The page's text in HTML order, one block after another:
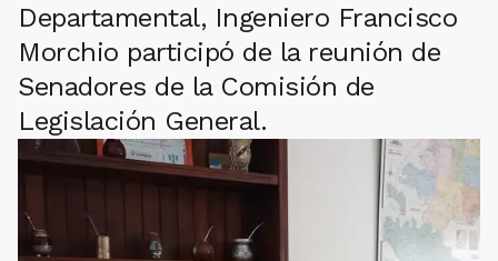
Departamental, Ingeniero Francisco
Morchio participó de la reunión de
Senadores de la Comisión de
Legislación General.